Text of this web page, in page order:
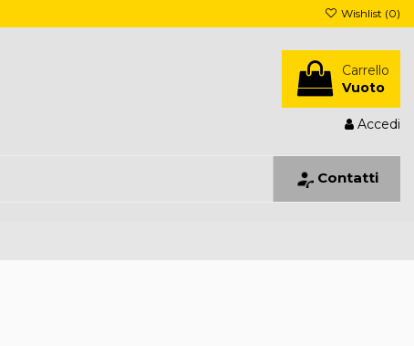
Wishlist (0)
Carrello
Vuoto
Accedi
Contatti